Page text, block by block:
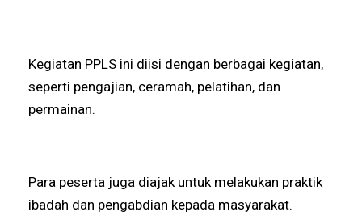
Kegiatan PPLS ini diisi dengan berbagai kegiatan,
seperti pengajian, ceramah, pelatihan, dan
permainan.
Para peserta juga diajak untuk melakukan praktik
ibadah dan pengabdian kepada masyarakat.